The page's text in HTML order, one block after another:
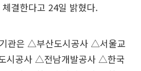
결한다고 24일 밝혔다.
관은 △부산도시공사 △서울교
시공사 △전남개발공사 △한국